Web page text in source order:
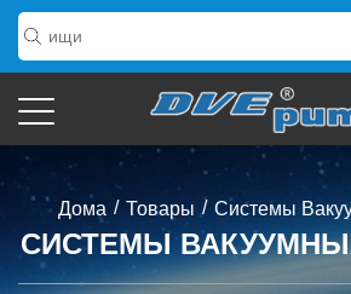
Дома / Товары / Системы
СИСТЕМЫ